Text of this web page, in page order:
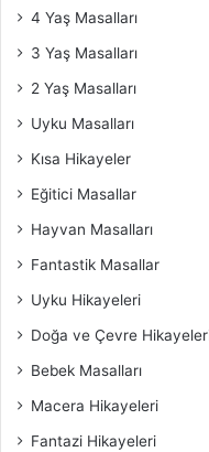
4 Yaş Masalları
3 Yaş Masalları
2 Yaş Masalları
Uyku Masalları
Kısa Hikayeler
Eğitici Masallar
Hayvan Masalları
Fantastik Masallar
Uyku Hikayeleri
Doğa ve Çevre
Bebek Masalları
Macera Hikayeleri
Fantazi Hikayeleri